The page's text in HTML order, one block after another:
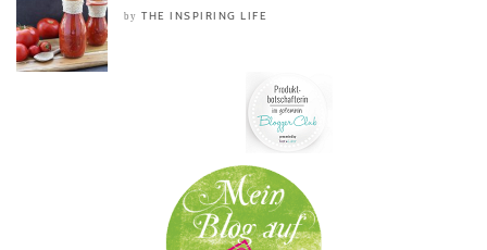
by THE INSPIRING LIFE